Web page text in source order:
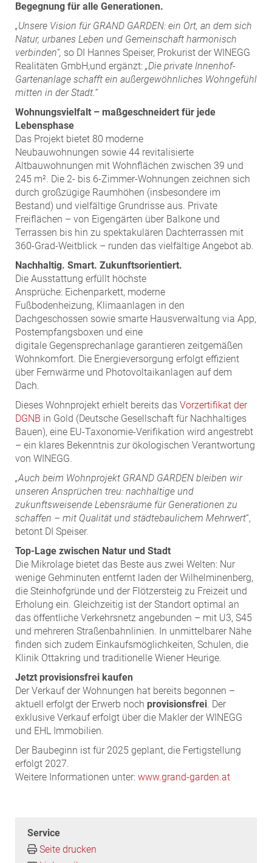
Weinrauch Rechtsanwälte
WINEGG Realitäten
ZEHA Real Estate
Media
Pressekontakt
Begegnung für alle Generationen.
„Unsere Vision für GRAND GARDEN: ein Ort, an dem sich
Natur, urbanes Leben und Gemeinschaft harmonisch
verbinden“, so DI Hannes Speiser, Prokurist der WINEGG
Realitäten GmbH,und ergänzt: „Die private Innenhof-
Gartenanlage schafft ein außergewöhnliches Wohngefühl
mitten in der Stadt.“
Wohnungsvielfalt – maßgeschneidert für jede
Lebensphase
Das Projekt bietet 80 moderne
Neubauwohnungen sowie 44 revitalisierte
Altbauwohnungen mit Wohnflächen zwischen 39 und
245 m². Die 2- bis 6-Zimmer-Wohnungen zeichnen sich
durch großzügige Raumhöhen (insbesondere im
Bestand) und vielfältige Grundrisse aus. Private
Freiflächen – von Eigengärten über Balkone und
Terrassen bis hin zu spektakulären Dachterrassen mit
360-Grad-Weitblick – runden das vielfältige Angebot ab.
Nachhaltig. Smart. Zukunftsorientiert.
Die Ausstattung erfüllt höchste
Ansprüche: Eichenparkett, moderne
Fußbodenheizung, Klimaanlagen in den
Dachgeschossen sowie smarte Hausverwaltung via App,
Postempfangsboxen und eine
digitale Gegensprechanlage garantieren zeitgemäßen
Wohnkomfort. Die Energieversorgung erfolgt effizient
über Fernwärme und Photovoltaikanlagen auf dem
Dach.
Dieses Wohnprojekt erhielt bereits das Vorzertifikat der
DGNB in Gold (Deutsche Gesellschaft für Nachhaltiges
Bauen), eine EU-Taxonomie-Verifikation wird angestrebt
– ein klares Bekenntnis zur ökologischen Verantwortung
von WINEGG.
„Auch beim Wohnprojekt GRAND GARDEN bleiben wir
unseren Ansprüchen treu: nachhaltige und
zukunftsweisende Lebensräume für Generationen zu
schaffen – mit Qualität und städtebaulichem Mehrwert“,
betont DI Speiser.
Top-Lage zwischen Natur und Stadt
Die Mikrolage bietet das Beste aus zwei Welten: Nur
wenige Gehminuten entfernt laden der Wilhelminenberg,
die Steinhofgründe und der Flötzersteig zu Freizeit und
Erholung ein. Gleichzeitig ist der Standort optimal an
das öffentliche Verkehrsnetz angebunden – mit U3, S45
und mehreren Straßenbahnlinien. In unmittelbarer Nähe
finden sich zudem Einkaufsmöglichkeiten, Schulen, die
Klinik Ottakring und traditionelle Wiener Heurige.
Jetzt provisionsfrei kaufen
Der Verkauf der Wohnungen hat bereits begonnen –
aktuell erfolgt der Erwerb noch provisionsfrei. Der
exklusive Verkauf erfolgt über die Makler der WINEGG
und EHL Immobilien.
Der Baubeginn ist für 2025 geplant, die Fertigstellung
erfolgt 2027.
Weitere Informationen unter: www.grand-garden.at
Service
Seite drucken